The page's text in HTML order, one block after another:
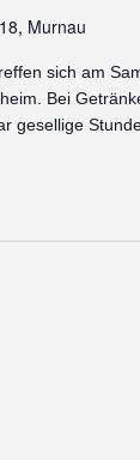
Murnau
sich am
Bei
gesellige